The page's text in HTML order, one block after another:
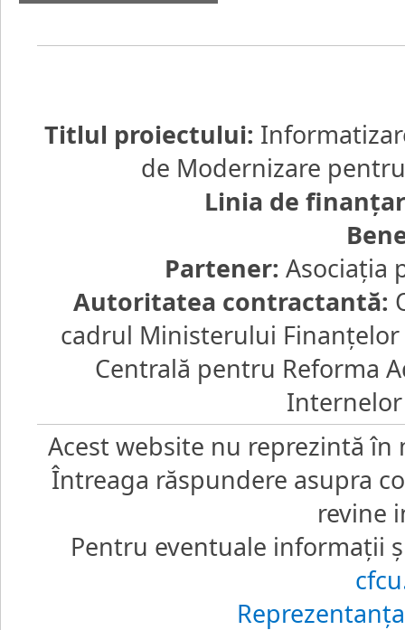
Titlul proiectului:
de Modernizare
Linia de
Partener: Asociaţia
Autoritatea contractantă:
cadrul Ministerului
Centrală pentru Reforma
Acest website nu reprezintă
Întreaga răspundere asupra
revine
Pentru eventuale informaţii